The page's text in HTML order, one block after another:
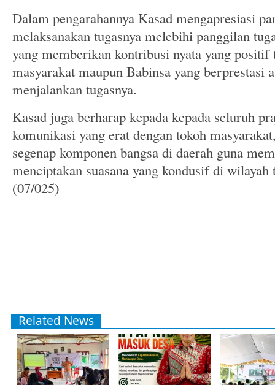
Dalam pengarahannya Kasad mengapresiasi
melaksanakan tugasnya melebihi panggilan
yang memberikan kontribusi nyata yang positif
masyarakat maupun Babinsa yang berprestasi
menjalankan tugasnya.
Kasad juga berharap kepada kepada seluruh
komunikasi yang erat dengan tokoh
segenap komponen bangsa di daerah guna
menciptakan suasana yang kondusif di wilayah
(07/025)
Related News